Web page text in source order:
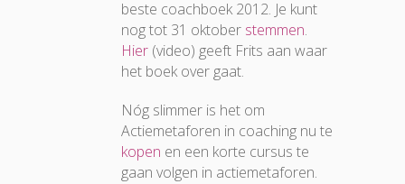
beste coachboek 2012. Je kunt
nog tot 31 oktober stemmen.
Hier (video) geeft Frits aan waar
het boek over gaat.
Nóg slimmer is het om
Actiemetaforen in coaching nu te
kopen en een korte cursus te
gaan volgen in actiemetaforen.